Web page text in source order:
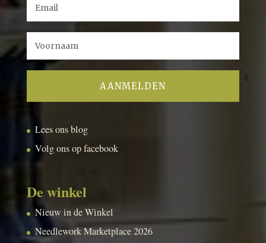
Lees ons blog
Volg ons op facebook
De winkel
Nieuw in de Winkel
Needlework Marketplace 2026